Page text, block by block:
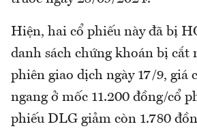
Hiện, hai cổ phiếu này đã bị
danh sách chứng khoán bị cắt
phiên giao dịch ngày 17/9, giá
ngang ở mốc 11.200 đồng/cổ
phiếu DLG giảm còn 1.780